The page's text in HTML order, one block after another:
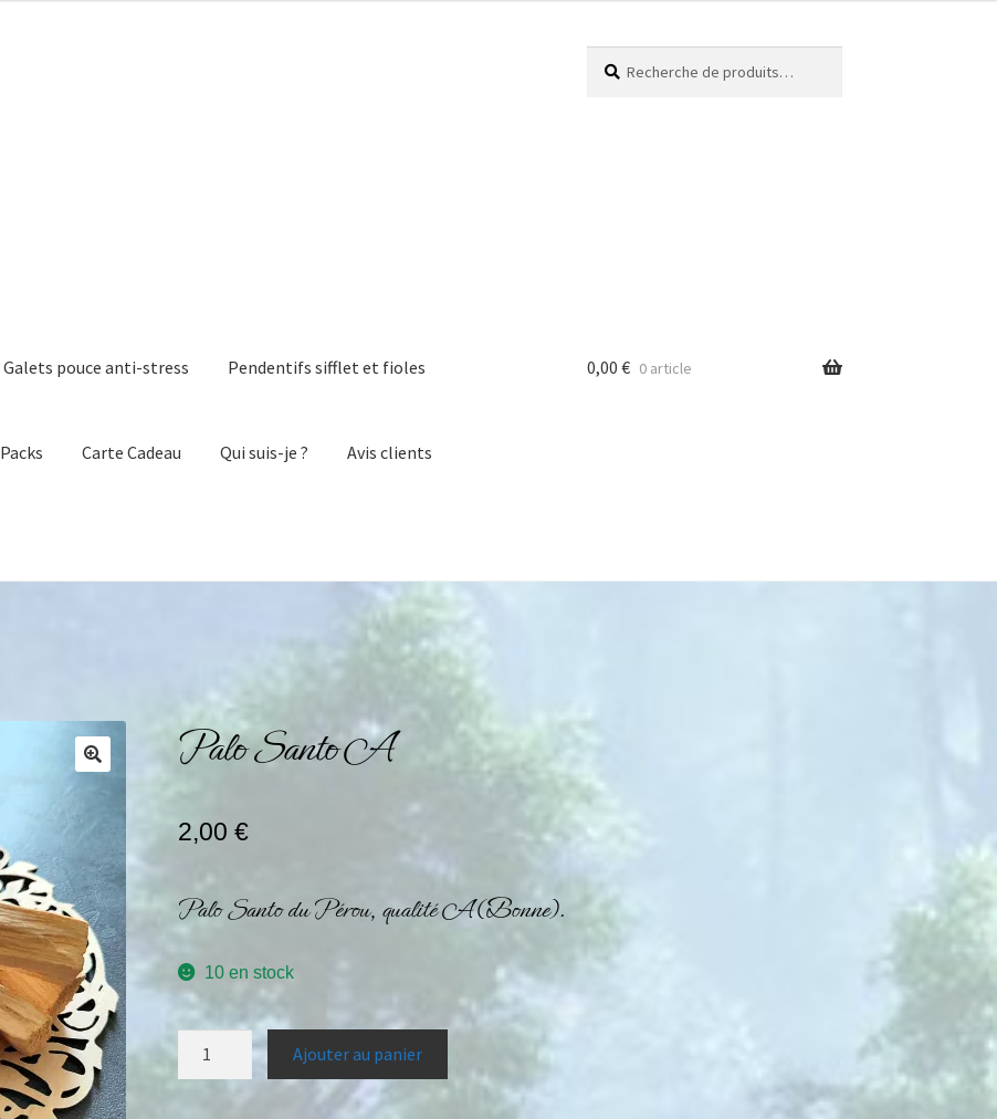
Galets pouce anti-stress Pendentifs sifflet et fioles
Packs Carte Cadeau Qui suis-je ? Avis clients
0,00 € 0 article
Palo Santo A
2,00 €
Palo Santo du Pérou, qualité A (Bonne).
10 en stock
Ajouter au panier